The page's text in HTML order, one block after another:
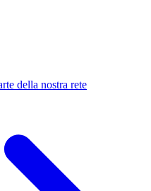
della nostra rete